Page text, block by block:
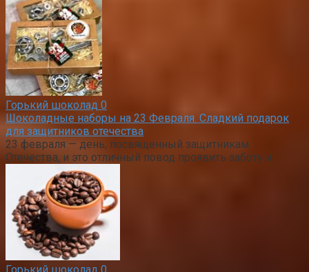
Горький шоколад 0
Шоколадные наборы на 23 Февраля. Сладкий подарок
для защитников отечества
23 февраля — день, посвященный защитникам
Отечества, и это отличный повод проявить заботу и
Горький шоколад 0